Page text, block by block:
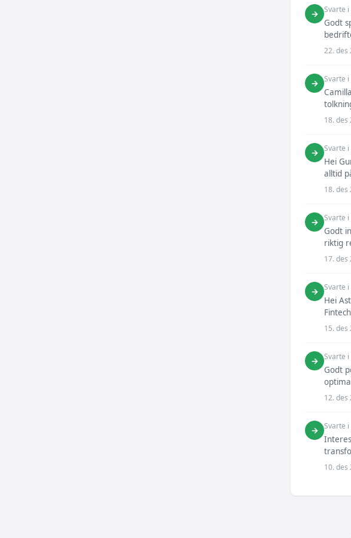
→ Svarte i
Godt
22. des
→ Svarte i
18. des
→ Svarte i
Hei
alltid
18. des
→ Svarte i
Godt
riktig
17. des
→ Svarte i
Hei
15. des
→ Svarte i
Godt
12. des
→ Svarte i
10. des